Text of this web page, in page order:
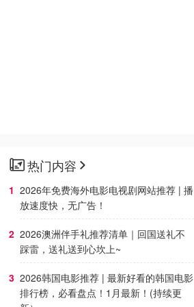
热门内容
2026年免费海外电影电视剧网站推荐 | 播
放速度快，无广告！
2026澳洲伴手礼推荐清单｜回国送礼不
踩雷，送礼送到心坎上~
2026韩国电影推荐 | 最新好看的韩国电影
排行榜，必看盘点！1月最新！(持续更